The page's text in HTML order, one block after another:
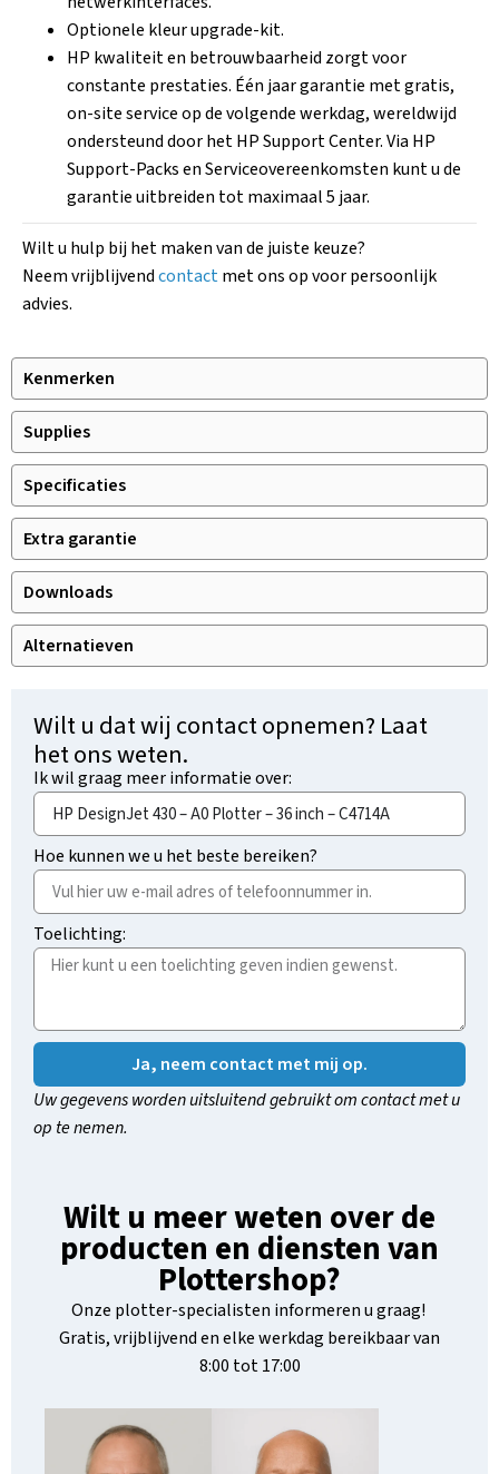
Kenmerken
Supplies
Specificaties
Extra garantie
Downloads
Alternatieven
Optionele kleur upgrade-kit.
HP kwaliteit en betrouwbaarheid zorgt voor
constante prestaties. Één jaar garantie met gratis,
on-site service op de volgende werkdag, wereldwijd
ondersteund door het HP Support Center. Via HP
Support-Packs en Serviceovereenkomsten kunt u de
garantie uitbreiden tot maximaal 5 jaar.
Wilt u hulp bij het maken van de juiste keuze?
Neem vrijblijvendcontactmet ons op voor persoonlijk
advies.
Wilt u meer weten over de
producten en diensten van
Plottershop?
Onze plotter-specialisten informeren u graag!
Gratis, vrijblijvend en elke werkdag bereikbaar van
8:00 tot 17:00
Wilt u dat wij contact opnemen? Laat
het ons weten.
Ik wil graag meer informatie over:
Hoe kunnen we u het beste bereiken?
Toelichting:
Ja, neem contact met mij op.
Uw gegevens worden uitsluitend gebruikt om contact met u
op te nemen.